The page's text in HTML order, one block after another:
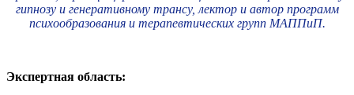
гипнозу и генеративному трансу, лектор и автор программ
психообразования и терапевтических групп МАППиП.
Экспертная область: